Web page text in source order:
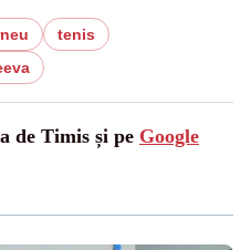
tenis
de Timis și pe Google